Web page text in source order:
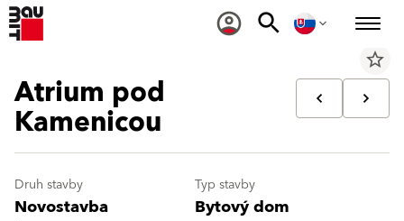
star_border
Atrium pod
Kamenicou
Druh stavby
Novostavba
Typ stavby
Bytový dom